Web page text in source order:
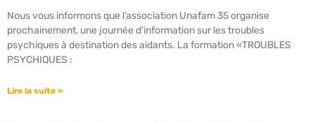
Nous vous informons que l’association Unafam 35 organise
prochainement, une journée d’information sur les troubles
psychiques à destination des aidants. La formation «TROUBLES
PSYCHIQUES :
Lire la suite »